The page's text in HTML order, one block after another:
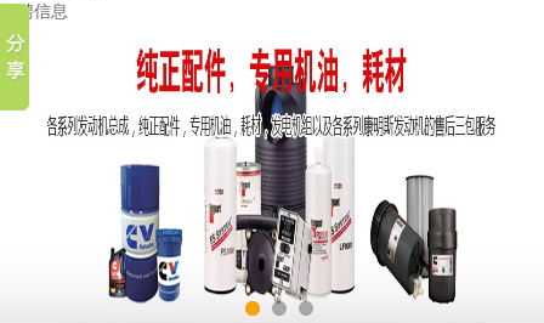
招聘信息